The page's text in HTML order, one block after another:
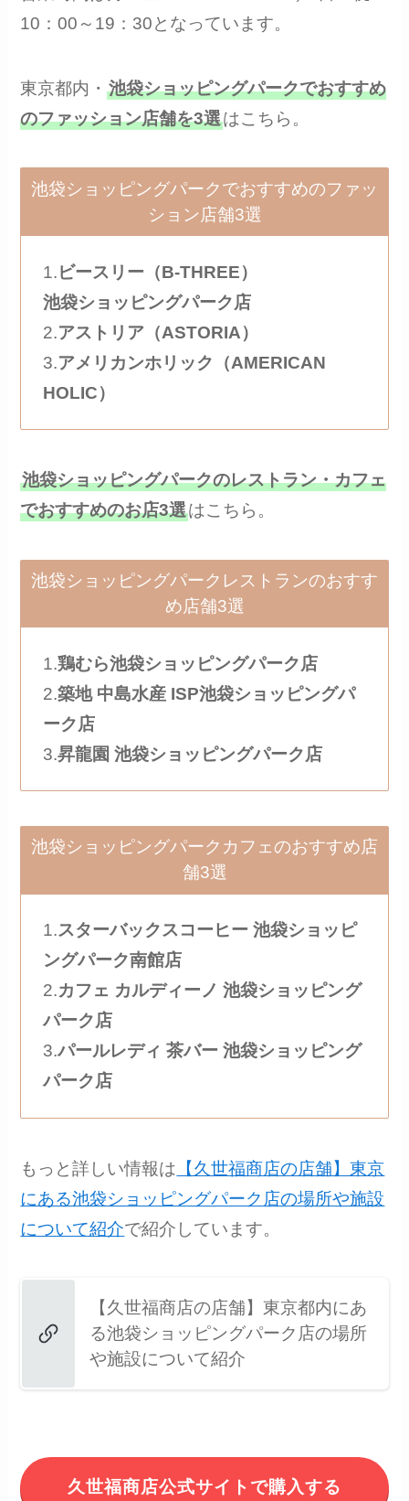
10：00～19：30となっています。
東京都内・池袋ショッピングパークでおすすめ
のファッション店舗を3選はこちら。
池袋ショッピングパークでおすすめのファッ
ション店舗3選
1.ビースリー（B-THREE）
池袋ショッピングパーク店
2.アストリア（ASTORIA）
3.アメリカンホリック（AMERICAN
HOLIC）
池袋ショッピングパークのレストラン・カフェ
でおすすめのお店3選はこちら。
池袋ショッピングパークレストランのおすす
め店舗3選
1.鶏むら池袋ショッピングパーク店
2.築地 中島水産 ISP池袋ショッピングパ
ーク店
3.昇龍園 池袋ショッピングパーク店
池袋ショッピングパークカフェのおすすめ店
舗3選
1.スターバックスコーヒー 池袋ショッピ
ングパーク南館店
2.カフェ カルディーノ 池袋ショッピング
パーク店
3.パールレディ 茶バー 池袋ショッピング
パーク店
もっと詳しい情報は
【久世福商店の店舗】東京
にある池袋ショッピングパーク店の場所や施設
について紹介で紹介しています。
【久世福商店の店舗】東京都内にあ
る池袋ショッピングパーク店の場所
や施設について紹介
久世福商店公式サイトで購入する